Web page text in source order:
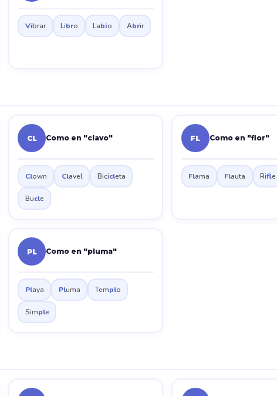
Vibrar Libro Labio Abrir
CL Como en "clavo"
Clown Clavel Bicicleta
Bucle
FL Como en "flor"
Flama Flauta Rifle
PL Como en "pluma"
Playa Pluma Templo
Simple